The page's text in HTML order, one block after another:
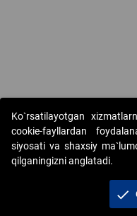
Copyright © 2017-2026.
AJ. Barcha huquqlar
+998
Ko`rsatilayotgan
cookie-fayllardan
siyosati va shaxsiy
qilganingizni anglatadi.
check